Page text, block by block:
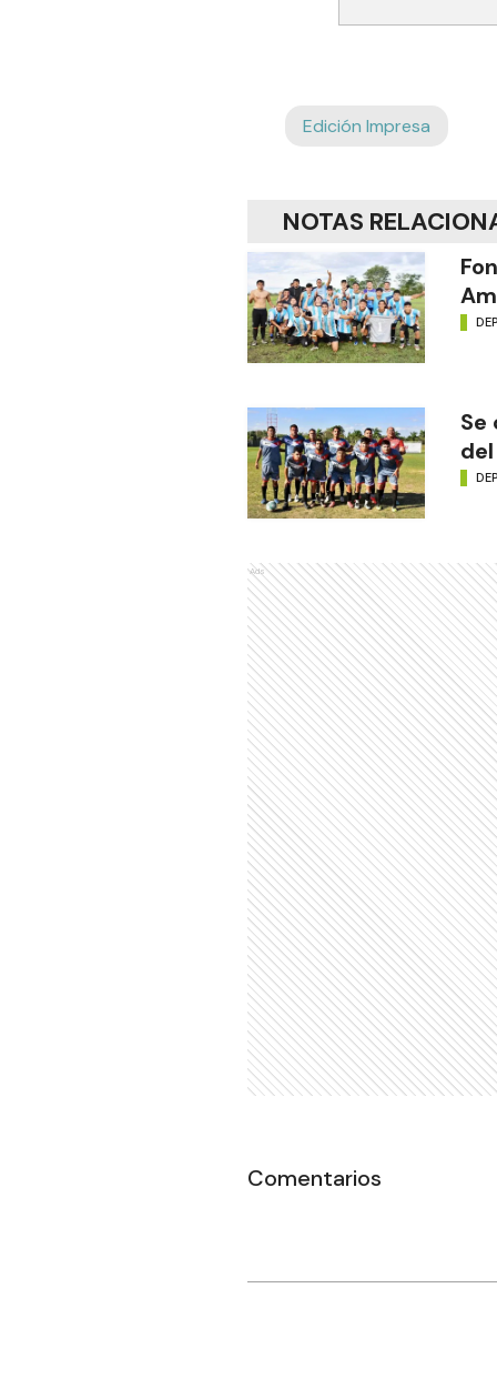
Edición Impresa
NOTAS
Se
Ads
Comentarios